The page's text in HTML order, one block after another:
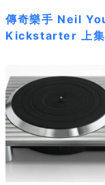
傳奇樂手 Neil
Kickstarter 上集